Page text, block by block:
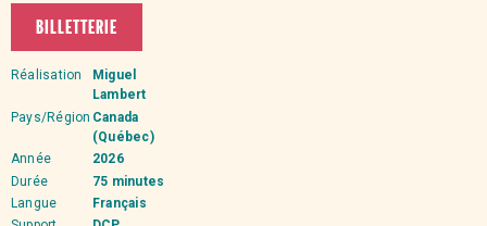
BILLETTERIE
Réalisation
Miguel
Lambert
Pays/Région Canada
(Québec)
Année
2026
Durée
75 minutes
Langue
Français